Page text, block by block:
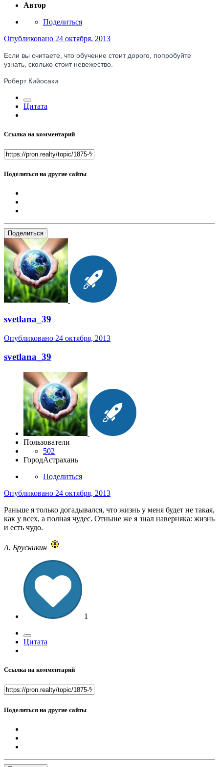
Автор
Поделиться
Опубликовано 24 октября, 2013
Если вы считаете, что обучение стоит дорого, попробуйте
узнать, сколько стоит невежество.
Роберт Кийосаки
Цитата
Ссылка на комментарий
Поделиться на другие сайты
Поделиться
svetlana_39
Опубликовано 24 октября, 2013
svetlana_39
Пользователи
502
ГородАстрахань
Поделиться
Опубликовано 24 октября, 2013
Раньше я только догадывался, что жизнь у меня будет не такая,
как у всех, а полная чудес. Отныне же я знал наверняка: жизнь
и есть чудо.
А. Брусникин
1
Цитата
Ссылка на комментарий
Поделиться на другие сайты